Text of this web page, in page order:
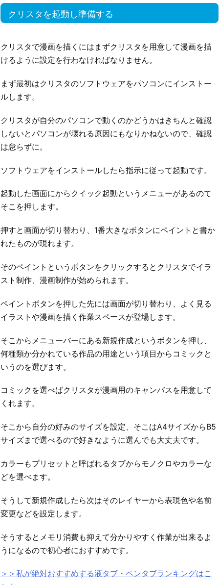
クリスタを起動し準備する
クリスタで漫画を描くにはまずクリスタを用意して漫画を描
けるように設定を行わなければなりません。
まず最初はクリスタのソフトウェアをパソコンにインストー
ルします。
クリスタが自分のパソコンで動くのかどうかはきちんと確認
しないとパソコンが壊れる原因にもなりかねないので、確認
は怠らずに。
ソフトウェアをインストールしたら指示に従って起動です。
起動した画面にからクイック起動というメニューがあるのて
そこを押します。
押すと画面が切り替わり、1番大きなボタンにペイントと書か
れたものが現れます。
そのペイントというボタンをクリックするとクリスタでイラ
スト制作、漫画制作が始められます。
ペイントボタンを押した先には画面が切り替わり、よく見る
イラストや漫画を描く作業スペースが登場します。
そこからメニューバーにある新規作成というボタンを押し、
何種類か分かれている作品の用途という項目からコミックと
いうのを選びます。
コミックを選べばクリスタが漫画用のキャンバスを用意して
くれます。
そこから自分の好みのサイズを設定、そこはA4サイズからB5
サイズまで選べるので好きなように選んでも大丈夫です。
カラーもプリセットと呼ばれるタブからモノクロやカラーな
どを選べます。
そうして新規作成したら次はそのレイヤーから表現色や名前
変更などを設定します。
そうするとメモリ消費も抑えて分かりやすく作業が出来るよ
うになるので初心者におすすめです。
＞＞私が絶対おすすめする液タブ・ペンタブランキングはこ